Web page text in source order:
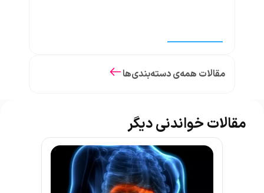
مقالات همه‌ی دسته‌بندی‌ها
مقالات خواندنی دیگر